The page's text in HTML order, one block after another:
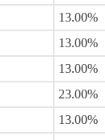
13.00%
13.00%
13.00%
23.00%
13.00%